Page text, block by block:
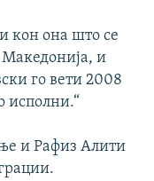
кон она што се
Македонија, и
го вети 2008
исполни.“
и Рафиз Алити